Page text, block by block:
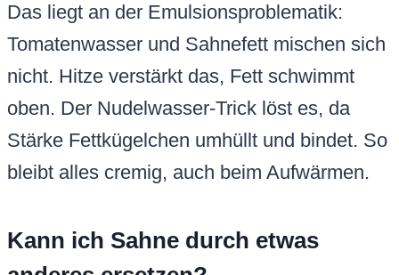
Das liegt an der Emulsionsproblematik:
Tomatenwasser und Sahnefett mischen sich
nicht. Hitze verstärkt das, Fett schwimmt
oben. Der Nudelwasser-Trick löst es, da
Stärke Fettkügelchen umhüllt und bindet. So
bleibt alles cremig, auch beim Aufwärmen.
Kann ich Sahne durch etwas